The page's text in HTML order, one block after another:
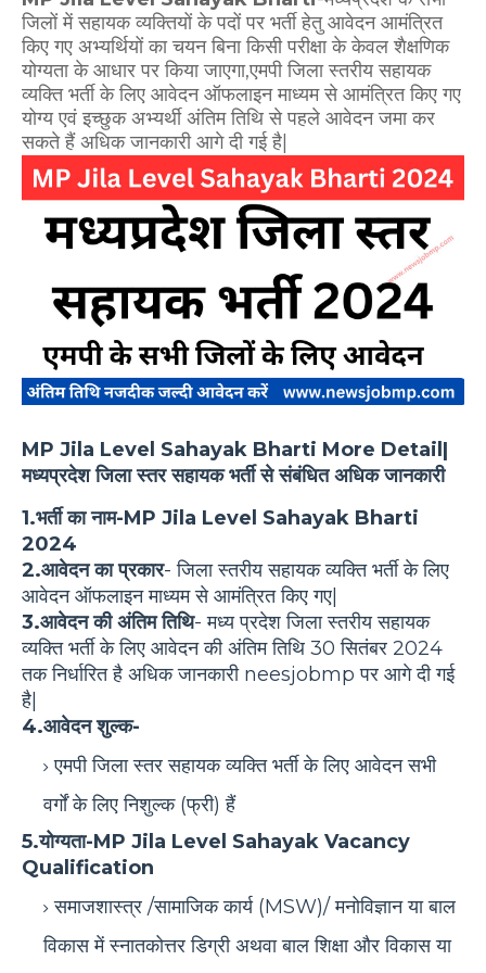
जिलों में सहायक व्यक्तियों के पदों पर भर्ती हेतु आवेदन आमंत्रित
किए गए अभ्यर्थियों का चयन बिना किसी परीक्षा के केवल शैक्षणिक
योग्यता के आधार पर किया जाएगा,एमपीजिला स्तरीय सहायक
व्यक्ति भर्ती के लिए आवेदन ऑफलाइन माध्यम से आमंत्रित किए गए
योग्य एवं इच्छुक अभ्यर्थी अंतिम तिथि से पहले आवेदन जमा कर
सकते हैं अधिक जानकारी आगे दी गई है|
MP Jila Level Sahayak Bharti More Detail|
मध्यप्रदेश जिला स्तर सहायक भर्ती से संबंधित अधिक जानकारी
1.भर्ती का नाम-MP Jila Level Sahayak Bharti
2024
2.आवेदन का प्रकार-जिला स्तरीय सहायक व्यक्ति भर्ती के लिए
आवेदन ऑफलाइन माध्यम से आमंत्रित किए गए|
3.आवेदन की अंतिम तिथि-मध्य प्रदेशजिला स्तरीय सहायक
व्यक्ति भर्ती के लिए आवेदन की अंतिम तिथि 30 सितंबर 2024
तक निर्धारित है अधिक जानकारी neesjobmp पर आगे दी गई
है|
4.आवेदन शुल्क-
एमपी जिला स्तर सहायक व्यक्ति भर्ती के लिए आवेदन सभी
वर्गों के लिए निशुल्क (फ्री) हैं
5.योग्यता-MP Jila Level Sahayak Vacancy
Qualification
समाजशास्त्र /सामाजिक कार्य (MSW)/ मनोविज्ञान या बाल
विकास में स्नातकोत्तर डिग्री अथवा बाल शिक्षा और विकास या